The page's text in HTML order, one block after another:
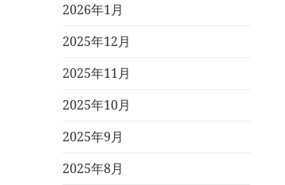
2026年1月
2025年12月
2025年11月
2025年10月
2025年9月
2025年8月